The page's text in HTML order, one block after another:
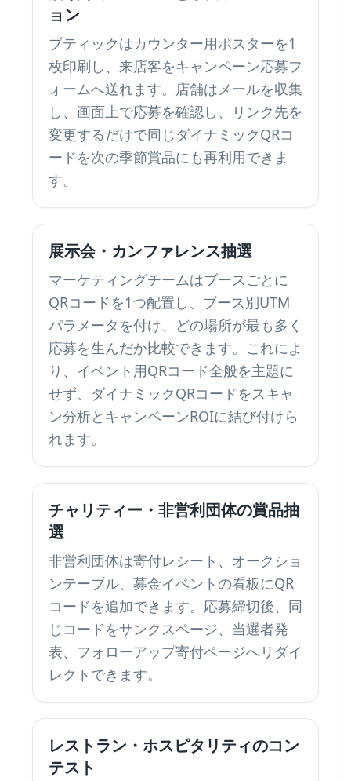
ョン
ブティックはカウンター用ポスターを1
枚印刷し、来店客をキャンペーン応募フ
ォームへ送れます。店舗はメールを収集
し、画面上で応募を確認し、リンク先を
変更するだけで同じダイナミックQRコ
ードを次の季節賞品にも再利用できま
す。
展示会・カンファレンス抽選
マーケティングチームはブースごとに
QRコードを1つ配置し、ブース別UTM
パラメータを付け、どの場所が最も多く
応募を生んだか比較できます。これによ
り、 イベント用QRコード全般を主題に
せず、ダイナミックQRコードをスキャ
ン分析とキャンペーンROIに結び付けら
れます。
チャリティー・非営利団体の賞品抽
選
非営利団体は寄付レシート、オークショ
ンテーブル、募金イベントの看板にQR
コードを追加できます。応募締切後、同
じコードをサンクスページ、当選者発
表、フォローアップ寄付ページへリダイ
レクトできます。
レストラン・ホスピタリティのコン
テスト